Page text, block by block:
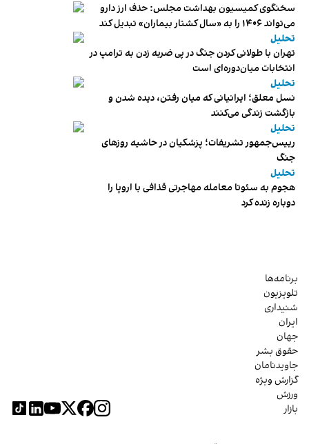
سخنگوی کمیسیون بهداشت مجلس: حذف ارز دارو
می‌تواند ۱۴۰۶ را به «سال کشتار بیماران» تبدیل کند
تحلیل
تهران با طولانی کردن جنگ در پی ضربه زدن به ترامپ در
انتخابات میان‌دوره‌ای است
تحلیل
نسل معلق؛ ایرانیانی که میان رفتن، دیده شدن و
بازگشت زندگی می‌کنند
تحلیل
رییس‌جمهور تشریفات؛ پزشکیان در حاشیه روزهای
جنگ
تحلیل
هجوم به سئوتا معامله مهاجرتی قذافی با اروپا را
دوباره زنده کرد
برنامه‌ها
تلویزیون
شنیداری
ایران
جهان
حقوق بشر
جاویدنامان
گزارش ویژه
ورزش
بازار